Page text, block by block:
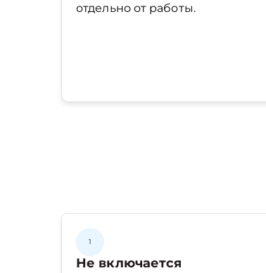
отдельно от работы.
1
Не включается